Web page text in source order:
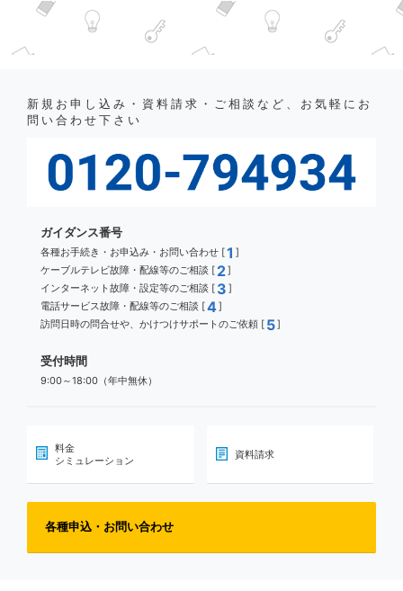
新規お申し込み・資料請求・ご相談など、お気軽にお
問い合わせ下さい
ガイダンス番号
各種お手続き・お申込み・お問い合わせ [1 ]
ケーブルテレビ故障・配線等のご相談 [ 2]
インターネット故障・設定等のご相談 [ 3 ]
電話サービス故障・配線等のご相談 [4]
訪問日時の問合せや、かけつけサポートのご依頼 [ 5]
受付時間
9:00～18:00（年中無休）
料金
シミュレーション
資料請求
各種申込・お問い合わせ